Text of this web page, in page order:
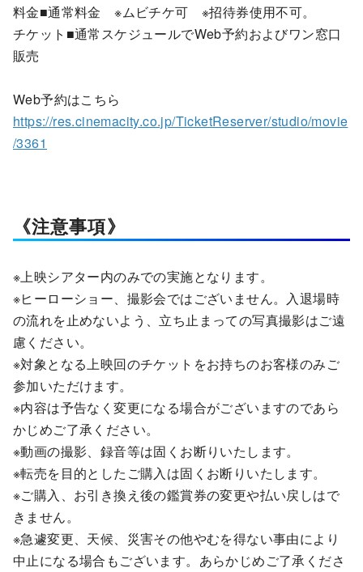
料金■通常料金 ※ムビチケ可 ※招待券使用不可。
チケット■通常スケジュールでWeb予約およびワン窓口
販売
Web予約はこちら
https://res.cinemacity.co.jp/TicketReserver/studio/movie
/3361
《注意事項》
※上映シアター内のみでの実施となります。
※ヒーローショー、撮影会ではございません。入退場時
の流れを止めないよう、立ち止まっての写真撮影はご遠
慮ください。
※対象となる上映回のチケットをお持ちのお客様のみご
参加いただけます。
※内容は予告なく変更になる場合がございますのであら
かじめご了承ください。
※動画の撮影、録音等は固くお断りいたします。
※転売を目的としたご購入は固くお断りいたします。
※ご購入、お引き換え後の鑑賞券の変更や払い戻しはで
きません。
※急遽変更、天候、災害その他やむを得ない事由により
中止になる場合もございます。あらかじめご了承くださ